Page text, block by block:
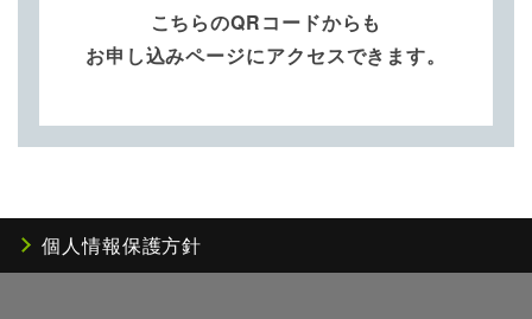
こちらのQRコードからも
お申し込みページにアクセスできます。
個人情報保護方針